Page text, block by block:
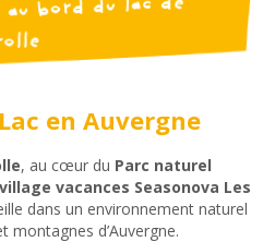
bord du lac de
en Auvergne
, au cœur du Parc naturel
village vacances Seasonova Les
dans un environnement naturel
d’Auvergne.